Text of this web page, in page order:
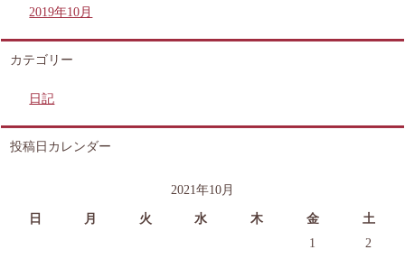
2019年10月
カテゴリー
日記
投稿日カレンダー
2021年10月
日 月 火 水 木 金 土
1
2